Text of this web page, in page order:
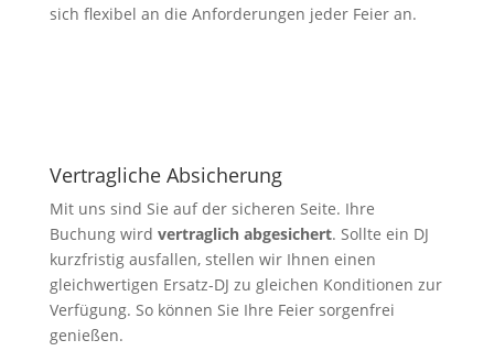
sich flexibel an die Anforderungen jeder Feier an.
Vertragliche Absicherung
Mit uns sind Sie auf der sicheren Seite. Ihre
Buchung wird vertraglich abgesichert. Sollte ein DJ
kurzfristig ausfallen, stellen wir Ihnen einen
gleichwertigen Ersatz-DJ zu gleichen Konditionen zur
Verfügung. So können Sie Ihre Feier sorgenfrei
genießen.